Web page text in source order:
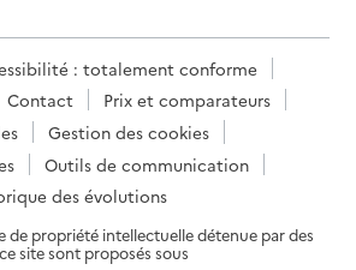
: totalement conforme
Contact
Prix et comparateurs
Gestion des cookies
Outils de communication
des évolutions
de propriété intellectuelle détenue par des
site sont proposés sous